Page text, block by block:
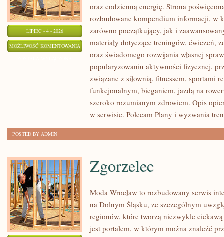
LIPIEC - 4 - 2026
MOŻLIWOŚĆ KOMENTOWANIA TRENING
SIŁOWY
oraz codzienną energię. Strona
rozbudowane kompendium informacji, w
zarówno początkujący, jak i
materiały dotyczące treningów, ćwiczeń,
oraz świadomego rozwijania własnej
popularyzowaniu aktywności fizycznej,
związane z siłownią, fitnessem, sportami
funkcjonalnym, bieganiem, jazdą na
szeroko rozumianym zdrowiem. Opis
w serwisie. Polecam Plany i wyzwania
POSTED BY ADMIN
Zgorzelec
Moda Wrocław to rozbudowany serwis
na Dolnym Śląsku, ze szczególnym
regionów, które tworzą niezwykle
jest portalem, w którym można znaleźć